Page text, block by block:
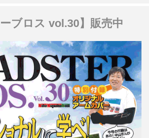
ブロス vol.30】販売中